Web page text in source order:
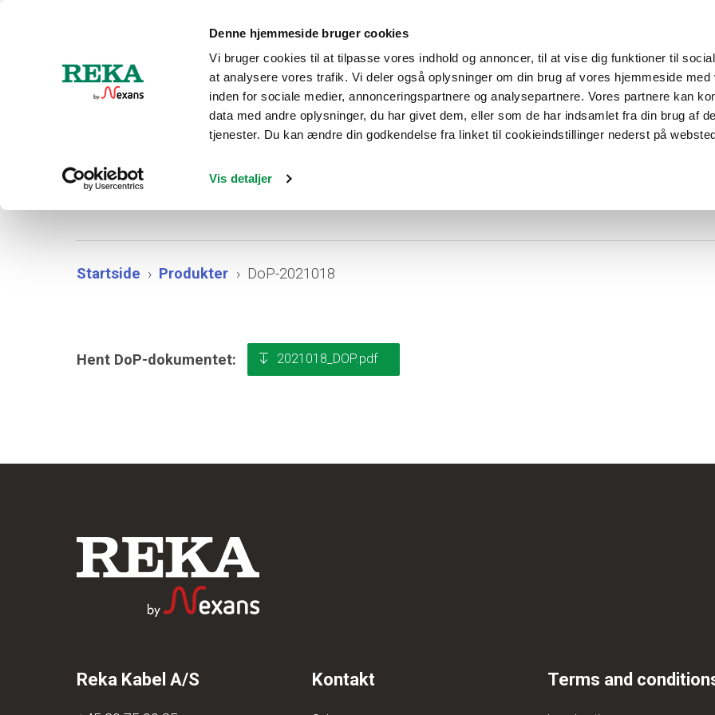
Denne hjemmeside bruger cookies
Vi bruger cookies til at tilpasse vores indhold og annoncer, til at vise dig funktioner til
at analysere vores trafik. Vi deler også oplysninger om din brug af vores hjemmeside med
inden for sociale medier, annonceringspartnere og analysepartnere. Vores partnere kan
data med andre oplysninger, du har givet dem, eller som de har indsamlet fra din brug af
tjenester. Du kan ændre din godkendelse fra linket til cookieindstillinger nederst på
Vis detaljer
Aktuelt
PRODUKTER APPLIKATIONER KABELTROMLER
Startside Produkter DoP-2021018
Hent DoP-dokumentet: 2021018_DOP.pdf
Reka Kabel A/S Kontakt Terms and